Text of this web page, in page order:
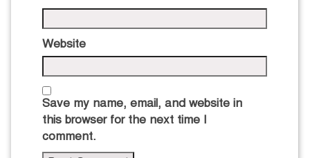
Website
Save my name, email, and website in
this browser for the next time I
comment.